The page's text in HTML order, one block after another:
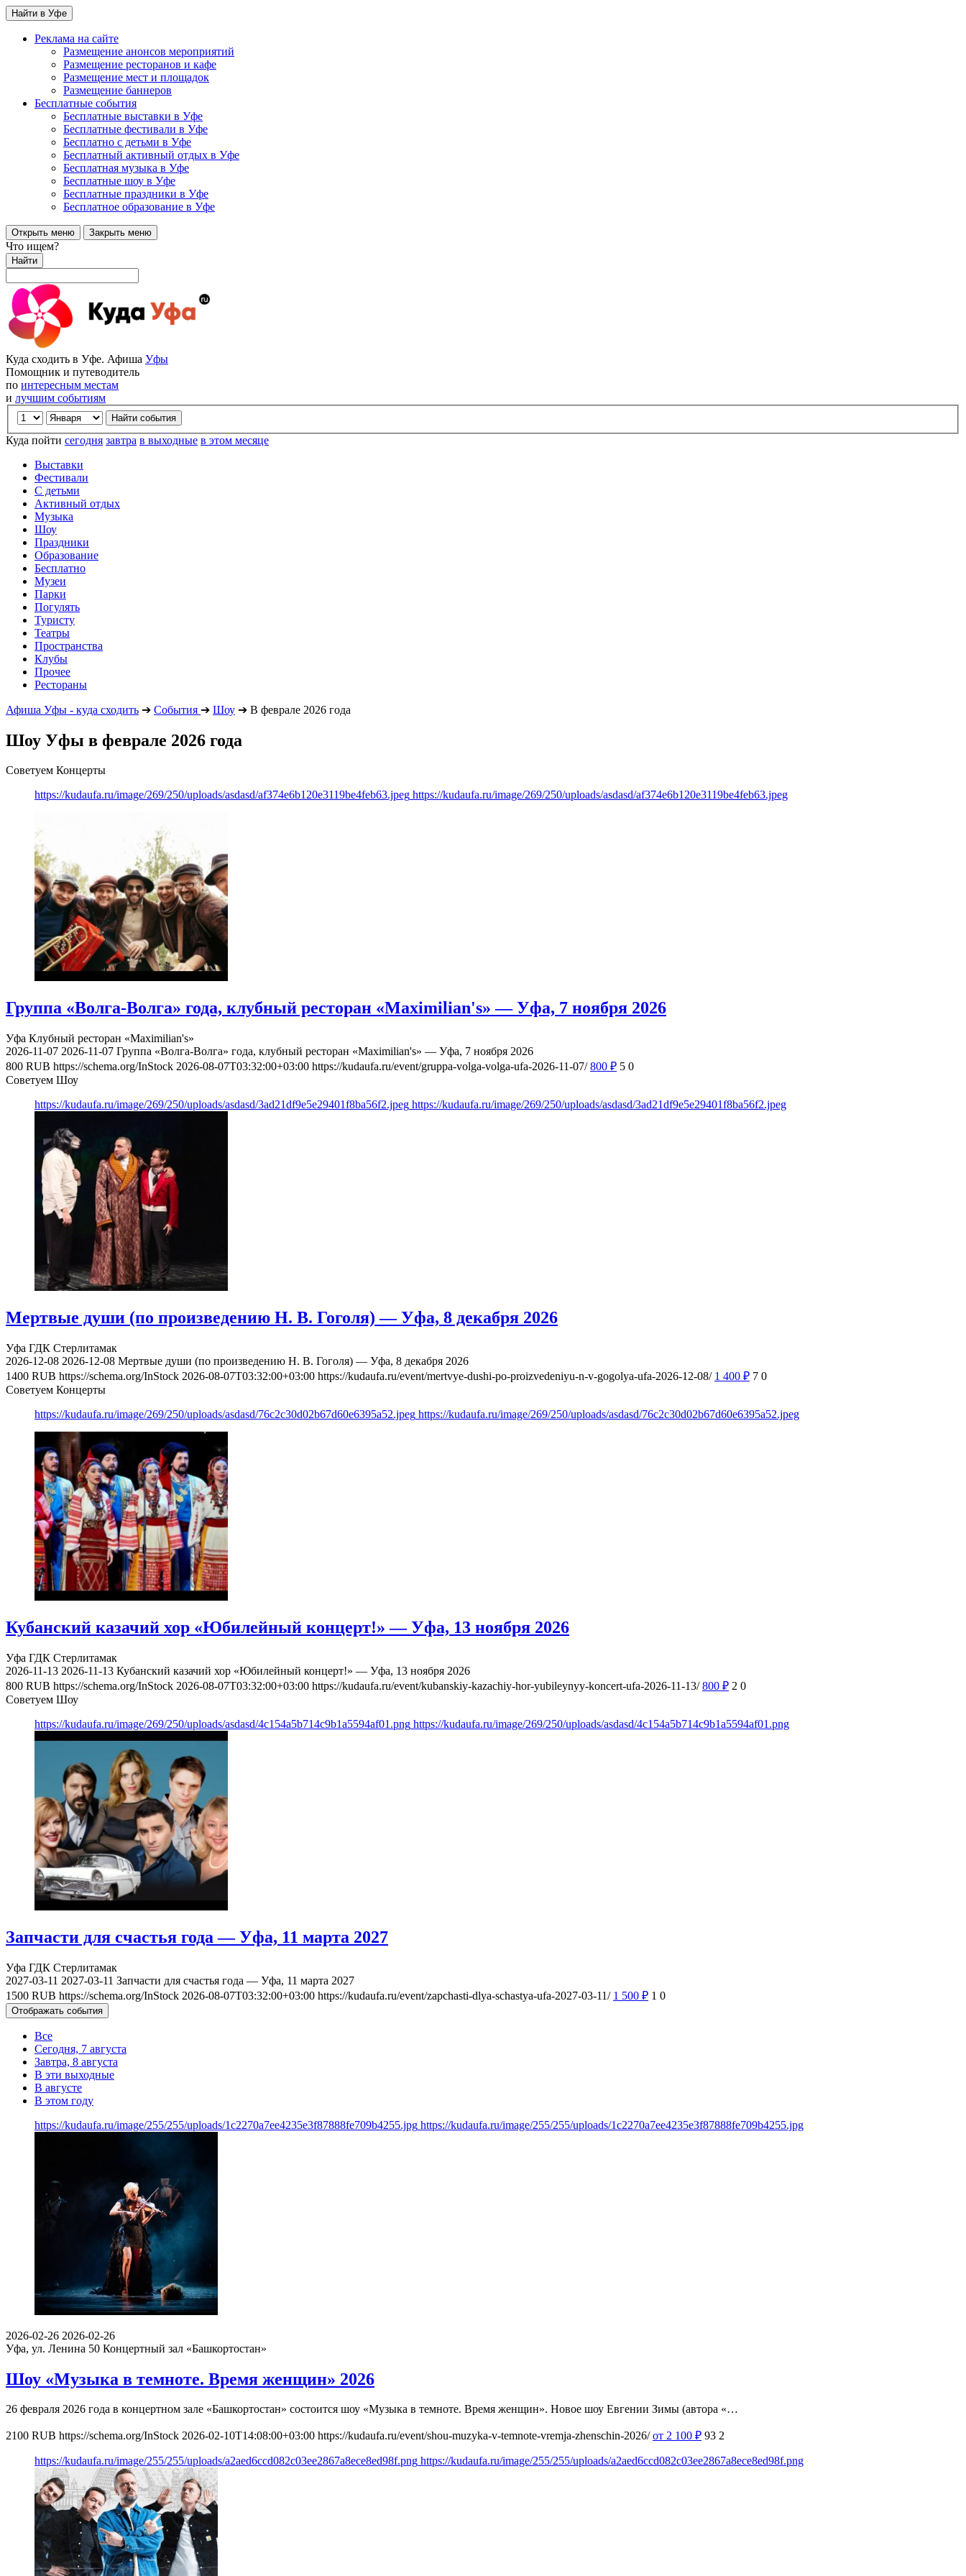
Найти в Уфе
Реклама на сайте
Размещение анонсов мероприятий
Размещение ресторанов и кафе
Размещение мест и площадок
Размещение баннеров
Бесплатные события
Бесплатные выставки в Уфе
Бесплатные фестивали в Уфе
Бесплатно с детьми в Уфе
Бесплатный активный отдых в Уфе
Бесплатная музыка в Уфе
Бесплатные шоу в Уфе
Бесплатные праздники в Уфе
Бесплатное образование в Уфе
Открыть меню Закрыть меню
Что ищем?
Найти
Куда сходить в Уфе. Афиша Уфы
Помощник и путеводитель
по интересным местам
и лучшим событиям
Куда пойти сегодня завтра в выходные в этом месяце
Выставки
Фестивали
С детьми
Активный отдых
Музыка
Шоу
Праздники
Образование
Бесплатно
Музеи
Парки
Погулять
Туристу
Театры
Пространства
Клубы
Прочее
Рестораны
Афиша Уфы - куда сходить ➔ События ➔ Шоу ➔ В феврале 2026 года
Шоу Уфы в феврале 2026 года
Советуем Концерты
https://kudaufa.ru/image/269/250/uploads/asdasd/af374e6b120e3119be4feb63.jpeg https://kudaufa.ru/image/269/250/uploads/asdasd/af374e6b120e3119be4feb63.jpeg
Группа «Волга-Волга» года, клубный ресторан «Maximilian's» — Уфа, 7 ноября 2026
Уфа Клубный ресторан «Maximilian's»
2026-11-07 2026-11-07 Группа «Волга-Волга» года, клубный ресторан «Maximilian's» — Уфа, 7 ноября 2026
800 RUB https://schema.org/InStock 2026-08-07T03:32:00+03:00 https://kudaufa.ru/event/gruppa-volga-volga-ufa-2026-11-07/ 800 ₽ 5 0
Советуем Шоу
https://kudaufa.ru/image/269/250/uploads/asdasd/3ad21df9e5e29401f8ba56f2.jpeg https://kudaufa.ru/image/269/250/uploads/asdasd/3ad21df9e5e29401f8ba56f2.jpeg
Мертвые души (по произведению Н. В. Гоголя) — Уфа, 8 декабря 2026
Уфа ГДК Стерлитамак
2026-12-08 2026-12-08 Мертвые души (по произведению Н. В. Гоголя) — Уфа, 8 декабря 2026
1400 RUB https://schema.org/InStock 2026-08-07T03:32:00+03:00 https://kudaufa.ru/event/mertvye-dushi-po-proizvedeniyu-n-v-gogolya-ufa-2026-12-08/ 1 400 ₽ 7 0
Советуем Концерты
https://kudaufa.ru/image/269/250/uploads/asdasd/76c2c30d02b67d60e6395a52.jpeg https://kudaufa.ru/image/269/250/uploads/asdasd/76c2c30d02b67d60e6395a52.jpeg
Кубанский казачий хор «Юбилейный концерт!» — Уфа, 13 ноября 2026
Уфа ГДК Стерлитамак
2026-11-13 2026-11-13 Кубанский казачий хор «Юбилейный концерт!» — Уфа, 13 ноября 2026
800 RUB https://schema.org/InStock 2026-08-07T03:32:00+03:00 https://kudaufa.ru/event/kubanskiy-kazachiy-hor-yubileynyy-koncert-ufa-2026-11-13/ 800 ₽ 2 0
Советуем Шоу
https://kudaufa.ru/image/269/250/uploads/asdasd/4c154a5b714c9b1a5594af01.png https://kudaufa.ru/image/269/250/uploads/asdasd/4c154a5b714c9b1a5594af01.png
Запчасти для счастья года — Уфа, 11 марта 2027
Уфа ГДК Стерлитамак
2027-03-11 2027-03-11 Запчасти для счастья года — Уфа, 11 марта 2027
1500 RUB https://schema.org/InStock 2026-08-07T03:32:00+03:00 https://kudaufa.ru/event/zapchasti-dlya-schastya-ufa-2027-03-11/ 1 500 ₽ 1 0
Отображать события
Все
Сегодня, 7 августа
Завтра, 8 августа
В эти выходные
В августе
В этом году
https://kudaufa.ru/image/255/255/uploads/1c2270a7ee4235e3f87888fe709b4255.jpg https://kudaufa.ru/image/255/255/uploads/1c2270a7ee4235e3f87888fe709b4255.jpg
2026-02-26 2026-02-26
Уфа, ул. Ленина 50 Концертный зал «Башкортостан»
Шоу «Музыка в темноте. Время женщин» 2026
26 февраля 2026 года в концертном зале «Башкортостан» состоится шоу «Музыка в темноте. Время женщин». Новое шоу Евгении Зимы (автора «…
2100 RUB https://schema.org/InStock 2026-02-10T14:08:00+03:00 https://kudaufa.ru/event/shou-muzyka-v-temnote-vremja-zhenschin-2026/ от 2 100 ₽ 93 2
https://kudaufa.ru/image/255/255/uploads/a2aed6ccd082c03ee2867a8ece8ed98f.png https://kudaufa.ru/image/255/255/uploads/a2aed6ccd082c03ee2867a8ece8ed98f.png